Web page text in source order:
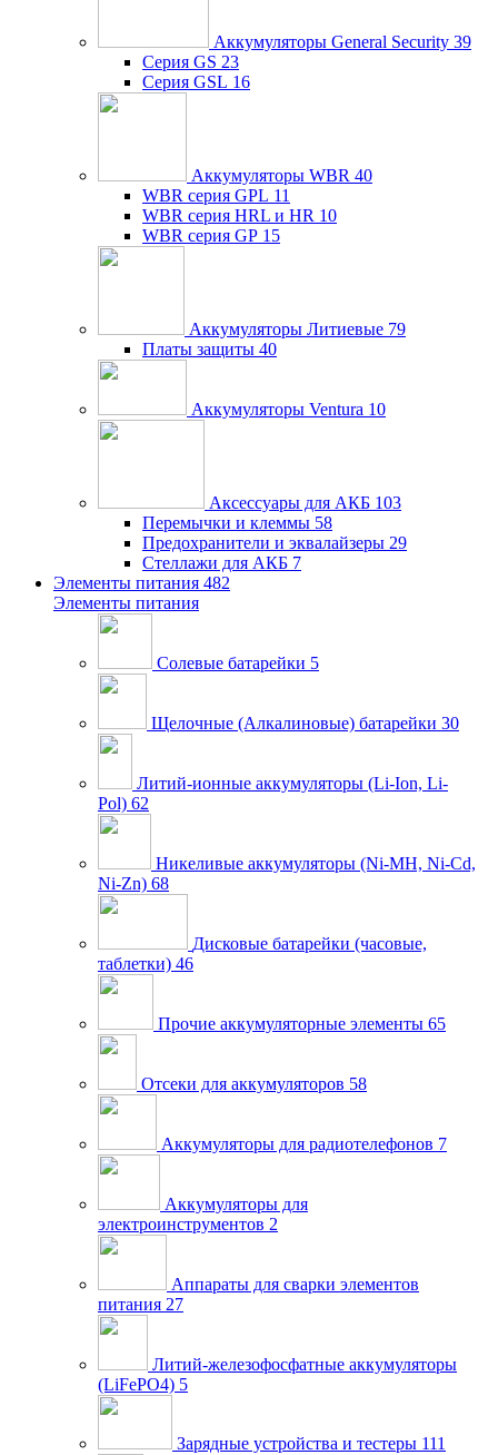
Аккумуляторы General Security 39
Серия GS 23
Серия GSL 16
Аккумуляторы WBR 40
WBR серия GPL 11
WBR серия HRL и HR 10
WBR серия GP 15
Аккумуляторы Литиевые 79
Платы защиты 40
Аккумуляторы Ventura 10
Аксессуары для АКБ 103
Перемычки и клеммы 58
Предохранители и эквалайзеры 29
Стеллажи для АКБ 7
Элементы питания 482
Элементы питания
Солевые батарейки 5
Щелочные (Алкалиновые) батарейки 30
Литий-ионные аккумуляторы (Li-Ion, Li-
Pol) 62
Никеливые аккумуляторы (Ni-MH, Ni-Cd,
Ni-Zn) 68
Дисковые батарейки (часовые,
таблетки) 46
Прочие аккумуляторные элементы 65
Отсеки для аккумуляторов 58
Аккумуляторы для радиотелефонов 7
Аккумуляторы для
электроинструментов 2
Аппараты для сварки элементов
питания 27
Литий-железофосфатные аккумуляторы
(LiFePO4) 5
Зарядные устройства и тестеры 111